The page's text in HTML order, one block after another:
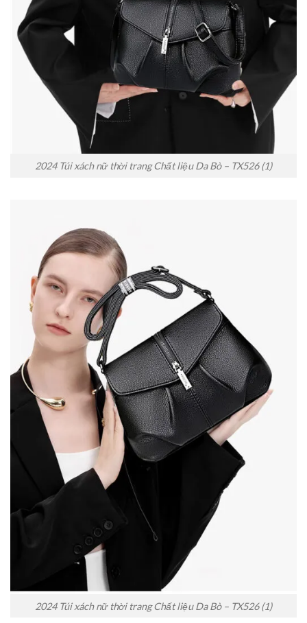
2024 Túi xách nữ thời trang Chất liệu Da Bò – TX526 (1)
2024 Túi xách nữ thời trang Chất liệu Da Bò – TX526 (1)